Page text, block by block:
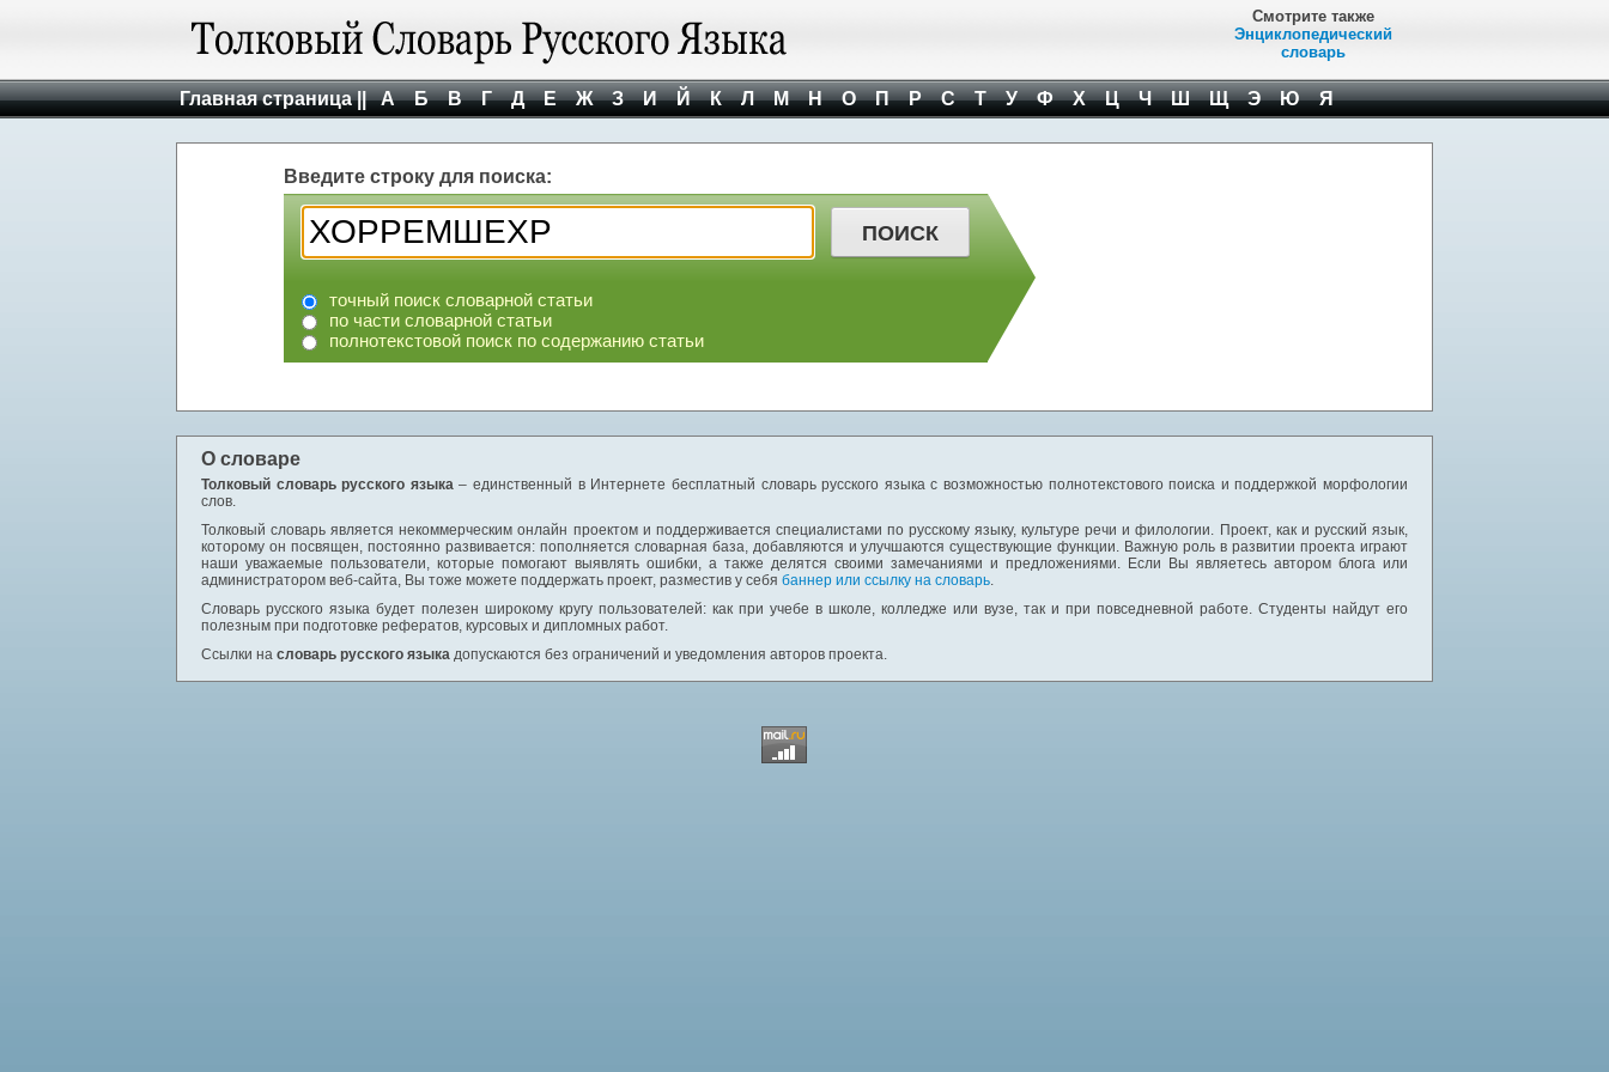
Смотрите также
Энциклопедический
словарь
Главная страница || А Б В Г Д Е Ж З И Й К Л М Н О П Р С Т У Ф Х Ц Ч Ш Щ Э Ю Я
Введите строку для поиска:
точный поиск словарной статьи
по части словарной статьи
полнотекстовой поиск по содержанию статьи
О словаре
Толковый словарь русского языка– единственный в Интернете бесплатный словарь русского языка с возможностью полнотекстового поиска и поддержкой морфологии
слов.
Толковый словарь является некоммерческим онлайн проектом и поддерживается специалистами по русскому языку, культуре речи и филологии. Проект, как и русский язык,
которому он посвящен, постоянно развивается: пополняется словарная база, добавляются и улучшаются существующие функции. Важную роль в развитии проекта играют
наши уважаемые пользователи, которые помогают выявлять ошибки, а также делятся своими замечаниями и предложениями. Если Вы являетесь автором блога или
администратором веб-сайта, Вы тоже можете поддержать проект, разместив у себя баннер или ссылку на словарь.
Словарь русского языка будет полезен широкому кругу пользователей: как при учебе в школе, колледже или вузе, так и при повседневной работе. Студенты найдут его
полезным при подготовке рефератов, курсовых и дипломных работ.
Ссылки на словарь русского языка допускаются без ограничений и уведомления авторов проекта.